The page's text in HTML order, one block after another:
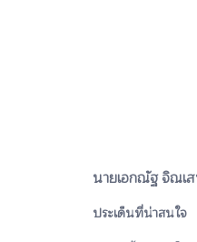
นายเอกณัฐ จิณเส
ประเด็นที่น่าสนใจ